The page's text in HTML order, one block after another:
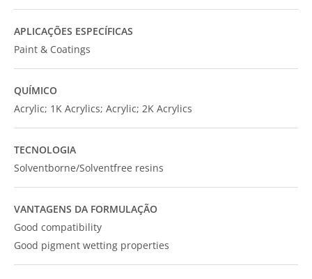
APLICAÇÕES ESPECÍFICAS
Paint & Coatings
QUÍMICO
Acrylic; 1K Acrylics; Acrylic; 2K Acrylics
TECNOLOGIA
Solventborne/Solventfree resins
VANTAGENS DA FORMULAÇÃO
Good compatibility
Good pigment wetting properties